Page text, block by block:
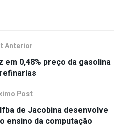
Anterior
0,48% preço da gasolina
Post
de Jacobina desenvolve
ensino da computação